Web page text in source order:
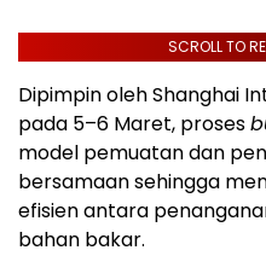
SCROLL TO
Dipimpin oleh Shanghai
pada 5–6 Maret, proses
model pemuatan dan
bersamaan sehingga
efisien antara
bahan bakar.